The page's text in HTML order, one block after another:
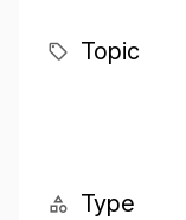
Topic
Type